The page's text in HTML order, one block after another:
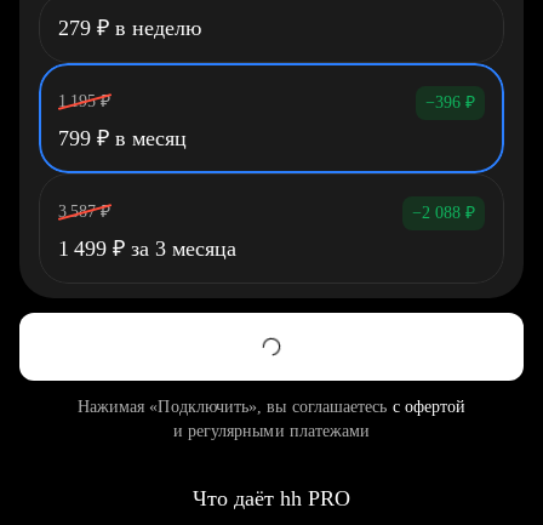
279 ₽ в неделю
1 195 ₽ −396 ₽
799 ₽ в месяц
3 587 ₽ −2 088 ₽
1 499 ₽ за 3 месяца
Нажимая «Подключить», вы соглашаетесь с офертой
и регулярными платежами
Что даёт hh PRO